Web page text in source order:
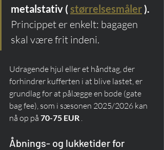
metalstativ (størrelsesmåler).
Princippet er enkelt: bagagen
skal være frit indeni.
Udragende hjul eller et håndtag, der
forhindrer kufferten i at blive lastet, er
grundlag for at pålægge en bøde (gate
bag fee), som i sæsonen 2025/2026 kan
nå op på 70-75 EUR .
Åbnings- og lukketider for